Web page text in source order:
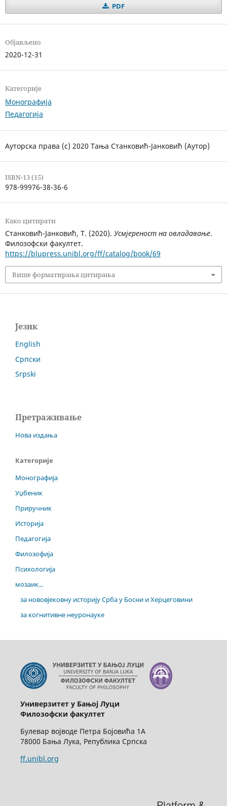
PDF
Објављено
2020-12-31
Категорије
Монографија
Педагогија
Ауторска права (c) 2020 Тања Станковић-Јанковић (Аутор)
ISBN-13 (15)
978-99976-38-36-6
Како цитирати
Станковић-Јанковић, Т. (2020). Усмјереност на овладавање.
Филозофски факултет.
https://blupress.unibl.org/ff/catalog/book/69
Више форматирања цитирања
Језик
English
Српски
Srpski
Претраживање
Нова издања
Категорије
Монографија
Уџбеник
Приручник
Историја
Педагогија
Филозофија
Психологија
мозаик...
за нововјековну историју Срба у Босни и Херцеговини
за когнитивне неуронауке
Универзитет у Бањој Луци
Филозофски факултет
Булевар војводе Петра Бојовића 1А
78000 Бања Лука, Република Српска
ff.unibl.org